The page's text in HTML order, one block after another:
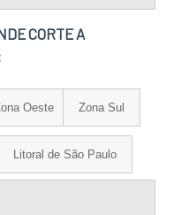
CORTE A
Oeste Zona Sul
Litoral de São Paulo